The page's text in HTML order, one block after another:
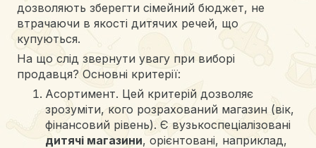
дозволяють зберегти сімейний бюджет, не
втрачаючи в якості дитячих речей, що
купуються.
На що слід звернути увагу при виборі
продавця? Основні критерії:
Асортимент. Цей критерій дозволяє
зрозуміти, кого розрахований магазин (вік,
фінансовий рівень). Є вузькоспеціалізовані
дитячі магазини, орієнтовані, наприклад,